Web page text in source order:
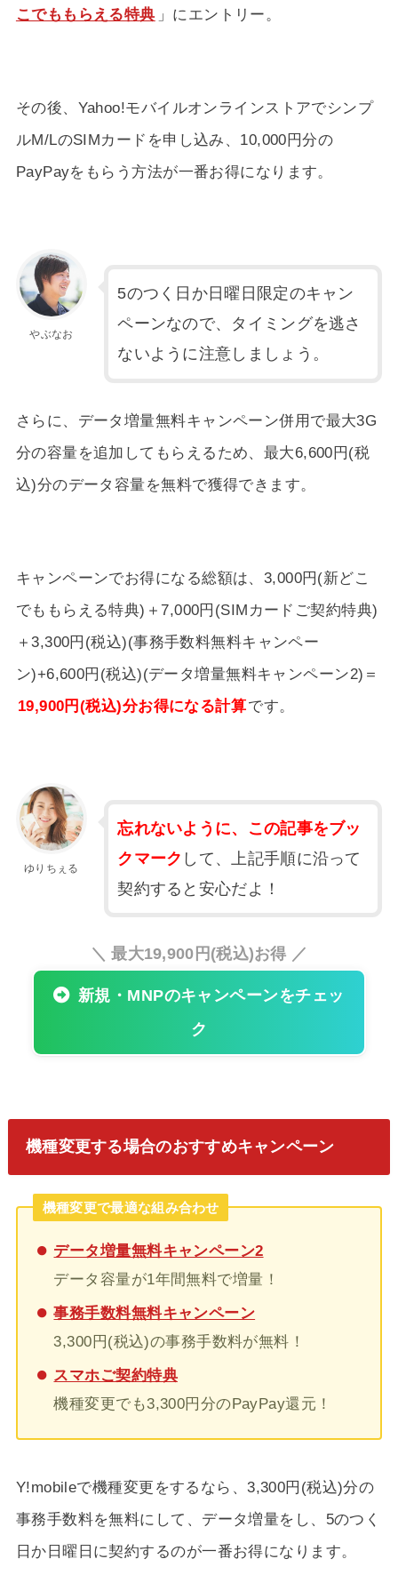
こでももらえる特典 」にエントリー。
その後、Yahoo!モバイルオンラインストアでシンプ
ルM/LのSIMカードを申し込み、10,000円分の
PayPayをもらう方法が一番お得になります。
やぶなお
5のつく日か日曜日限定のキャン
ペーンなので、タイミングを逃さ
ないように注意しましょう。
さらに、データ増量無料キャンペーン併用で最大3G
分の容量を追加してもらえるため、最大6,600円(税
込)分のデータ容量を無料で獲得できます。
キャンペーンでお得になる総額は、3,000円(新どこ
でももらえる特典)＋7,000円(SIMカードご契約特典)
＋3,300円(税込)(事務手数料無料キャンペー
ン)+6,600円(税込)(データ増量無料キャンペーン2)＝
19,900円(税込)分お得になる計算です。
ゆりちぇる
忘れないように、
この記事をブッ
クマーク して、上記手順に沿って
契約すると安心だよ！
＼ 最大19,900円(税込)お得 ／
新規・MNPのキャンペーンをチェッ
ク
機種変更する場合のおすすめキャンペーン
機種変更で最適な組み合わせ
データ増量無料キャンペーン2
データ容量が1年間無料で増量！
事務手数料無料キャンペーン
3,300円(税込)の事務手数料が無料！
スマホご契約特典
機種変更でも3,300円分のPayPay還元！
Y!mobileで機種変更をするなら、3,300円(税込)分の
事務手数料を無料にして、データ増量をし、5のつく
日か日曜日に契約するのが一番お得になります。